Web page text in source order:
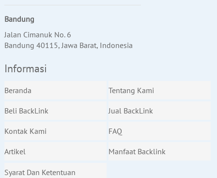
Bandung
Jalan Cimanuk No. 6
Bandung 40115, Jawa Barat, Indonesia
Informasi
Beranda Tentang Kami
Beli BackLink Jual BackLink
Kontak Kami FAQ
Artikel Manfaat Backlink
Syarat Dan Ketentuan